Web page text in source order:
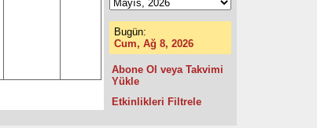
Bugün:
Cum, Ağ 8, 2026
Abone Ol veya Takvimi
Yükle
Etkinlikleri Filtrele